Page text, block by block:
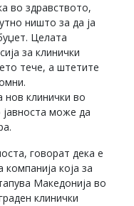
во здравството,
ништо за да ја
Целата
за клинички
тече, а штетите
клинички во
може да
говорат дека е
која за
Македонија во
клинички